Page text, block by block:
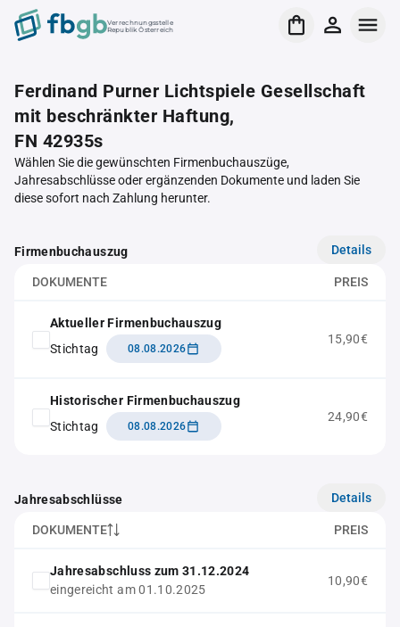
Verrechnungsstelle
Republik Österreich
Ferdinand Purner Lichtspiele Gesellschaft
mit beschränkter Haftung,
FN 42935s
Wählen Sie die gewünschten Firmenbuchauszüge,
Jahresabschlüsse oder ergänzenden Dokumente und laden Sie
diese sofort nach Zahlung herunter.
Firmenbuchauszug Details
DOKUMENTE PREIS
Aktueller Firmenbuchauszug
Stichtag
08.08.2026
15,90€
Historischer Firmenbuchauszug
Stichtag
08.08.2026
24,90€
Jahresabschlüsse Details
DOKUMENTE PREIS
Jahresabschluss zum 31.12.2024
eingereicht am 01.10.2025
10,90€